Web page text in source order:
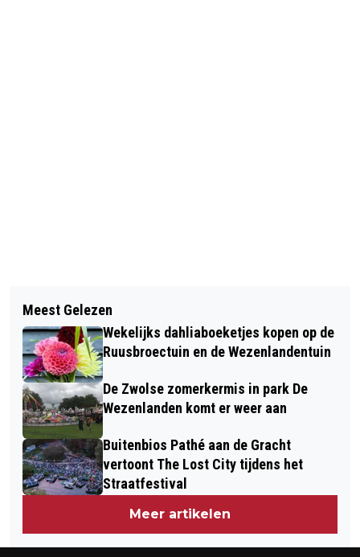
WOONEVENT: WONEN VOOR 55-
PUSSERS IN ZWOLLE
SLUIPVERKEER ZORGT VOOR
ONVEILIGE SITUATIES EN DAAROM
WORDEN THIJSSENBRUG EN
KATERVEERSLUIS AFGESLOTEN
Meest Gelezen
Wekelijks dahliaboeketjes kopen op de
Ruusbroectuin en de Wezenlandentuin
De Zwolse zomerkermis in park De
Wezenlanden komt er weer aan
Buitenbios Pathé aan de Gracht
vertoont The Lost City tijdens het
Straatfestival
Meer artikelen